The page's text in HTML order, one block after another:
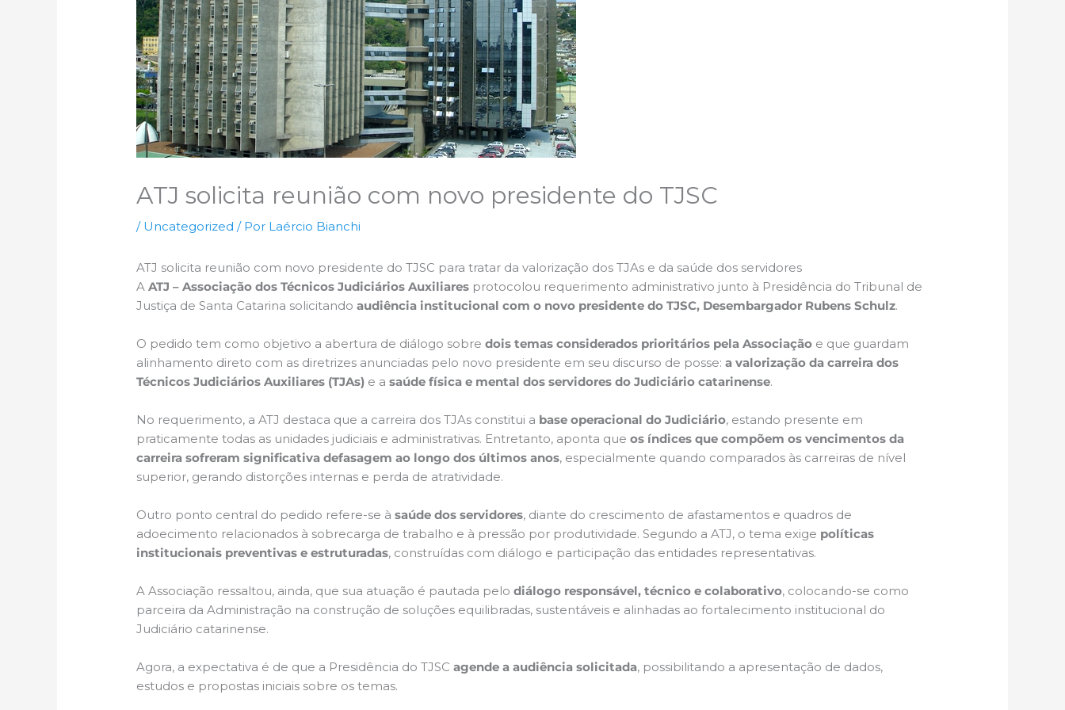
ATJ solicita reunião com novo presidente do TJSC
/ Uncategorized / Por Laércio Bianchi
ATJ solicita reunião com novo presidente do TJSC para tratar da valorização dos TJAs e da saúde dos servidores
AATJ – Associação dos Técnicos Judiciários Auxiliares protocolou requerimento administrativo junto à Presidência do Tribunal de
Justiça de Santa Catarina solicitandoaudiência institucional com o novo presidente do TJSC, Desembargador Rubens Schulz.
O pedido tem como objetivo a abertura de diálogo sobredois temas considerados prioritários pela Associação e que guardam
alinhamento direto com as diretrizes anunciadas pelo novo presidente em seu discurso de posse:a valorização da carreira dos
Técnicos Judiciários Auxiliares (TJAs) e asaúde física e mental dos servidores do Judiciário catarinense.
No requerimento, a ATJ destaca que a carreira dos TJAs constitui a base operacional do Judiciário, estando presente em
praticamente todas as unidades judiciais e administrativas. Entretanto, aponta queos índices que compõem os vencimentos da
carreira sofreram significativa defasagem ao longo dos últimos anos, especialmente quando comparados às carreiras de nível
superior, gerando distorções internas e perda de atratividade.
Outro ponto central do pedido refere-se àsaúde dos servidores, diante do crescimento de afastamentos e quadros de
adoecimento relacionados à sobrecarga de trabalho e à pressão por produtividade. Segundo a ATJ, o tema exige políticas
institucionais preventivas e estruturadas, construídas com diálogo e participação das entidades representativas.
A Associação ressaltou, ainda, que sua atuação é pautada pelodiálogo responsável, técnico e colaborativo, colocando-se como
parceira da Administração na construção de soluções equilibradas, sustentáveis e alinhadas ao fortalecimento institucional do
Judiciário catarinense.
Agora, a expectativa é de que a Presidência do TJSCagende a audiência solicitada, possibilitando a apresentação de dados,
estudos e propostas iniciais sobre os temas.